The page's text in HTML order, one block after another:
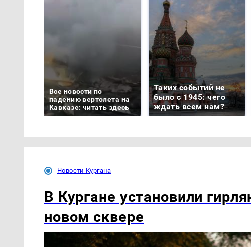
Все новости по
падению вертолета на
Кавказе: читать здесь
Таких событий не
было с 1945: чего
ждать всем нам?
Новости Кургана
В Кургане установили
новом сквере